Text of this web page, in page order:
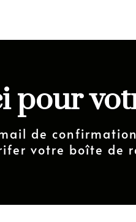
pour
de
votre boîte de